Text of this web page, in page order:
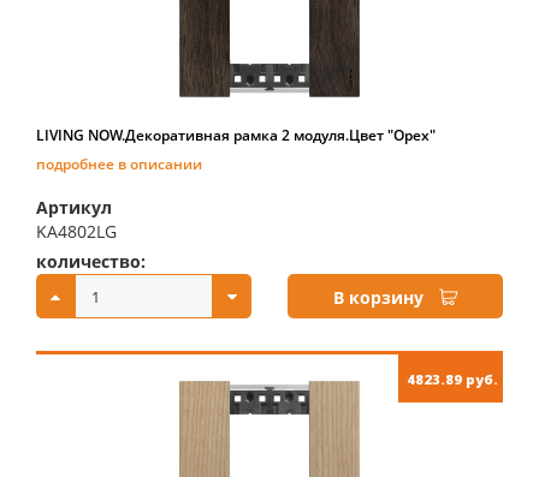
LIVING NOW.Декоративная рамка 2 модуля.Цвет "Орех"
подробнее в описании
Артикул
KA4802LG
количество:
В корзину
4823.89 руб.